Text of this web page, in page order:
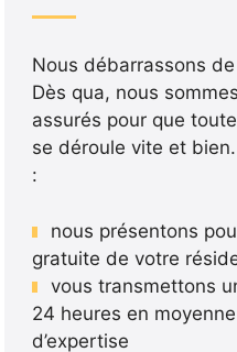
Nous débarrassons
Dès qua, nous
assurés pour que
se déroule vite et
:
nous présentons
gratuite de votre
vous transmettons
24 heures en
d’expertise